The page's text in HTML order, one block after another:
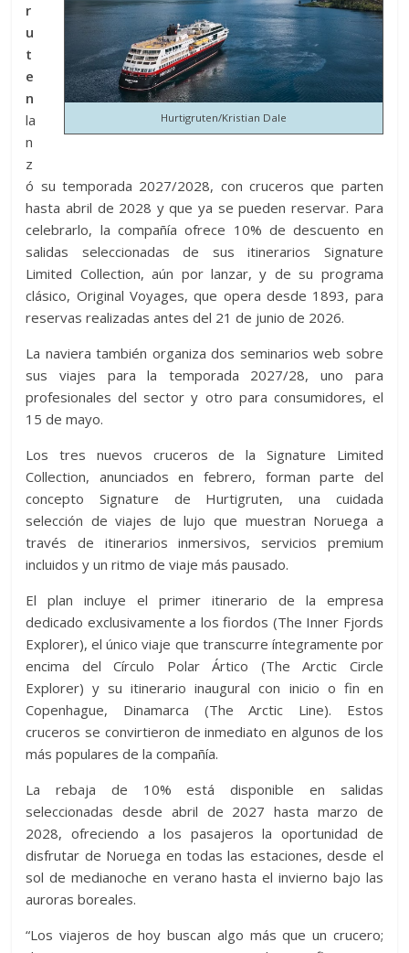
Hurtigruten/Kristian Dale
r
u
t
e
n
la
n
z
ó su temporada 2027/2028, con cruceros que parten
hasta abril de 2028 y que ya se pueden reservar. Para
celebrarlo, la compañía ofrece 10% de descuento en
salidas seleccionadas de sus itinerarios Signature
Limited Collection, aún por lanzar, y de su programa
clásico, Original Voyages, que opera desde 1893, para
reservas realizadas antes del 21 de junio de 2026.
La naviera también organiza dos seminarios web sobre
sus viajes para la temporada 2027/28, uno para
profesionales del sector y otro para consumidores, el
15 de mayo.
Los tres nuevos cruceros de la Signature Limited
Collection, anunciados en febrero, forman parte del
concepto Signature de Hurtigruten, una cuidada
selección de viajes de lujo que muestran Noruega a
través de itinerarios inmersivos, servicios premium
incluidos y un ritmo de viaje más pausado.
El plan incluye el primer itinerario de la empresa
dedicado exclusivamente a los fiordos (The Inner Fjords
Explorer), el único viaje que transcurre íntegramente por
encima del Círculo Polar Ártico (The Arctic Circle
Explorer) y su itinerario inaugural con inicio o fin en
Copenhague, Dinamarca (The Arctic Line). Estos
cruceros se convirtieron de inmediato en algunos de los
más populares de la compañía.
La rebaja de 10% está disponible en salidas
seleccionadas desde abril de 2027 hasta marzo de
2028, ofreciendo a los pasajeros la oportunidad de
disfrutar de Noruega en todas las estaciones, desde el
sol de medianoche en verano hasta el invierno bajo las
auroras boreales.
“Los viajeros de hoy buscan algo más que un crucero;